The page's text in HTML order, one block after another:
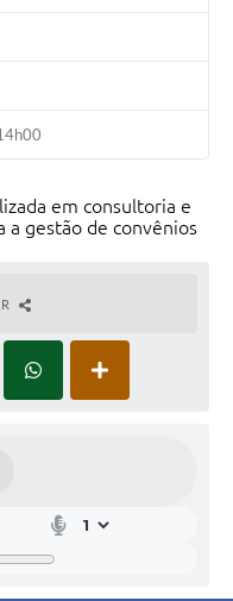
em consultoria e
a gestão de convênios